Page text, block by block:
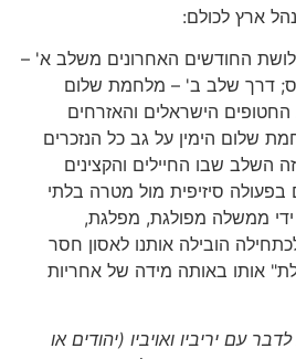
ארץ לכולם:
החודשים האחרונים משלב א' –
דרך שלב ב' – מלחמת שלום
החטופים הישראלים והאזרחים
שלום הימין על גב כל הנזכרים
השלב שבו החיילים והקצינים
סיזיפית מול מטרה בלתי
ממשלה מפולגת, מפלגת,
הובילה אותנו לאסון חסר
אותו באותה מידה של אחריות
עם יריביו ואויביו (יהודים או